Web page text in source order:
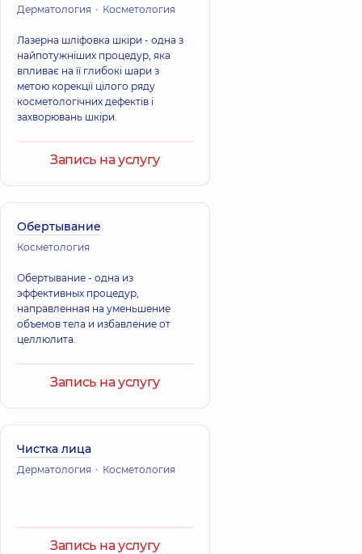
Дерматология Косметология
Лазерна шліфовка шкіри - одна з
найпотужніших процедур, яка
впливає на її глибокі шари з
метою корекції цілого ряду
косметологічних дефектів і
захворювань шкіри.
Запись на услугу
Обертывание
Косметология
Обертывание - одна из
эффективных процедур,
направленная на уменьшение
объемов тела и избавление от
целлюлита.
Запись на услугу
Чистка лица
Дерматология Косметология
Запись на услугу